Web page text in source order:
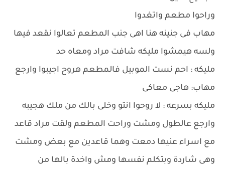
وراحوا مطعم واتغدوا
مهاب فى جنينه هنا اهى جنب المطعم تعالوا نقعد فيها
ولسه هيمشوا مليكه شافت مراد ومعاه حد
مليكه : احم نست الموبيل فالمطعم هروح اجيبوا وارجع
مهاب: هاجى معاكى
مليكه بسرعه : لا روحوا انتو وخلى بالك من ملك هجيبه
وارجع عالطول ومشت وراحت المطعم ولقت مراد قاعد
مع اسراء عنيها دمعت وهما قاعدين مع بعض ومشت
وهى شاردة وبتكلم نفسها ومش واخدة بالها من